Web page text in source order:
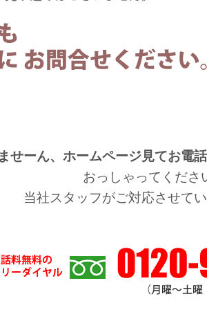
せーん、ホームページ見てお電
おっしゃってくださ
当社スタッフがご対応させてい